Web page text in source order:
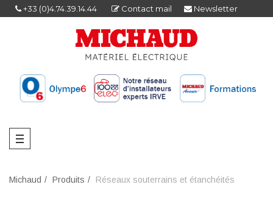
+33 (0)4.74.39.14.44 Contact mail Newsletter
Michaud Produits Réseaux souterrains et étanchéités